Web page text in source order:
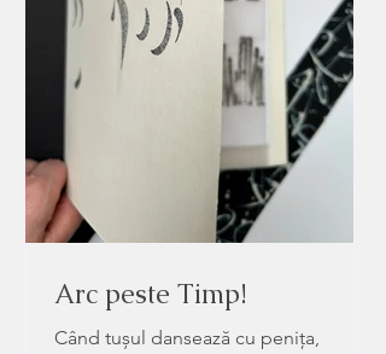
Arc peste Timp!
Când tușul dansează cu penița,